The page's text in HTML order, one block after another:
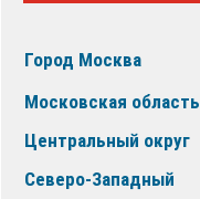
Город Москва
Московская область
Центральный округ
Северо-Западный